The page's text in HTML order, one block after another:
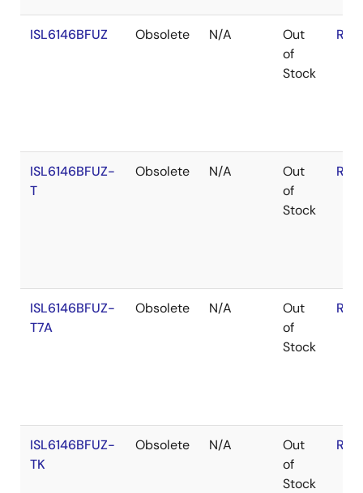
ISL6146BFUZ Obsolete N/A
Out
of
Stock
ISL6146BFUZ-
T
Obsolete N/A
Out
of
Stock
ISL6146BFUZ-
T7A
Obsolete N/A
Out
of
Stock
ISL6146BFUZ-
TK
Obsolete N/A
Out
of
Stock